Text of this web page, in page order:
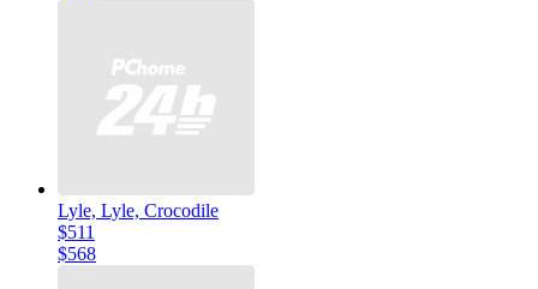
Lyle, Lyle, Crocodile
$511
$568